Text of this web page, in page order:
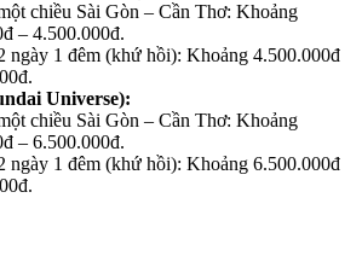
chiều Sài Gòn – Cần Thơ: Khoảng
– 4.500.000đ.
ngày 1 đêm (khứ hồi): Khoảng 4.500.000đ
Universe):
chiều Sài Gòn – Cần Thơ: Khoảng
– 6.500.000đ.
ngày 1 đêm (khứ hồi): Khoảng 6.500.000đ